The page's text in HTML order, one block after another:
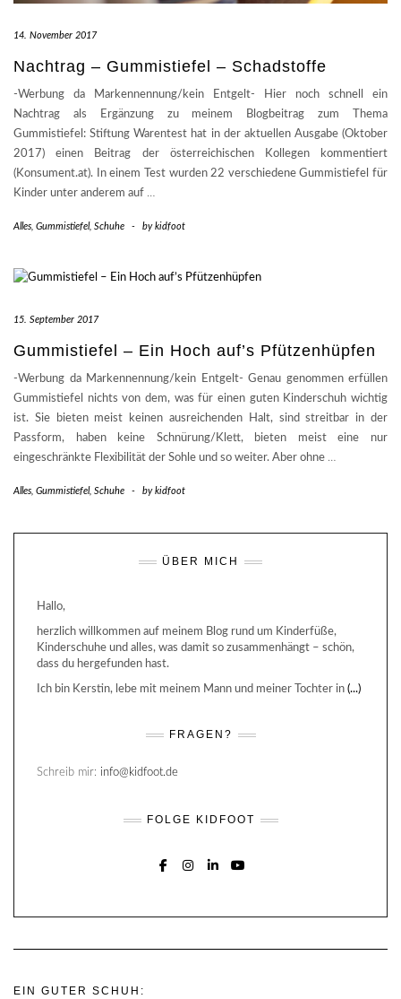
14. November 2017
Nachtrag – Gummistiefel – Schadstoffe
-Werbung da Markennennung/kein Entgelt- Hier noch schnell ein
Nachtrag als Ergänzung zu meinem Blogbeitrag zum Thema
Gummistiefel: Stiftung Warentest hat in der aktuellen Ausgabe (Oktober
2017) einen Beitrag der österreichischen Kollegen kommentiert
(Konsument.at). In einem Test wurden 22 verschiedene Gummistiefel für
Kinder unter anderem auf …
Alles, Gummistiefel, Schuhe - bykidfoot
15. September 2017
Gummistiefel – Ein Hoch auf’s Pfützenhüpfen
-Werbung da Markennennung/kein Entgelt- Genau genommen erfüllen
Gummistiefel nichts von dem, was für einen guten Kinderschuh wichtig
ist. Sie bieten meist keinen ausreichenden Halt, sind streitbar in der
Passform, haben keine Schnürung/Klett, bieten meist eine nur
eingeschränkte Flexibilität der Sohle und so weiter. Aber ohne …
Alles, Gummistiefel, Schuhe - bykidfoot
ÜBER MICH
Hallo,
herzlich willkommen auf meinem Blog rund um Kinderfüße,
Kinderschuhe und alles, was damit so zusammenhängt – schön,
dass du hergefunden hast.
Ich bin Kerstin, lebe mit meinem Mann und meiner Tochter in (...)
FRAGEN?
Schreib mir: info@kidfoot.de
FOLGE KIDFOOT
EIN GUTER SCHUH: